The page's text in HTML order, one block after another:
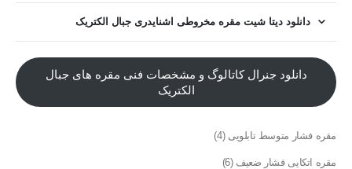
دانلود دیتا شیت مقره مخروطی اشنایدری جبال الکتریک
دانلود جنرال کاتالوگ و مشخصات فنی مقره های جبال
الکتریک
مقره فشار متوسط تابلویی 4
مقره اتکایی فشار ضعیف 6